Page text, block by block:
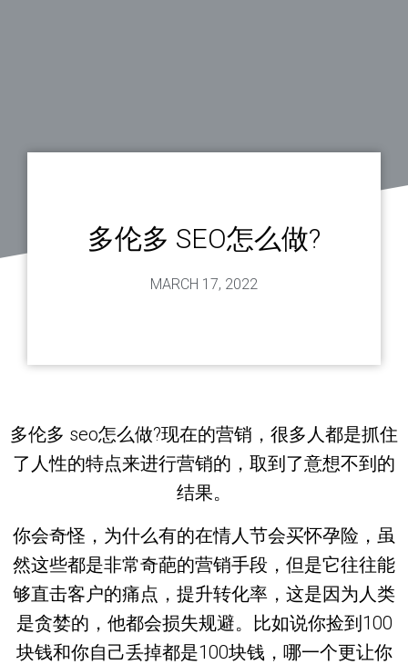
多伦多 SEO怎么做?
MARCH 17, 2022
多伦多 seo怎么做?现在的营销，很多人都是抓住
了人性的特点来进行营销的，取到了意想不到的
结果。
你会奇怪，为什么有的在情人节会买怀孕险，虽
然这些都是非常奇葩的营销手段，但是它往往能
够直击客户的痛点，提升转化率，这是因为人类
是贪婪的，他都会损失规避。比如说你捡到100
块钱和你自己丢掉都是100块钱，哪一个更让你